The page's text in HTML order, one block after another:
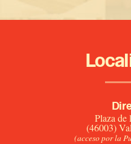
Plaza de
(46003)
(acceso por la